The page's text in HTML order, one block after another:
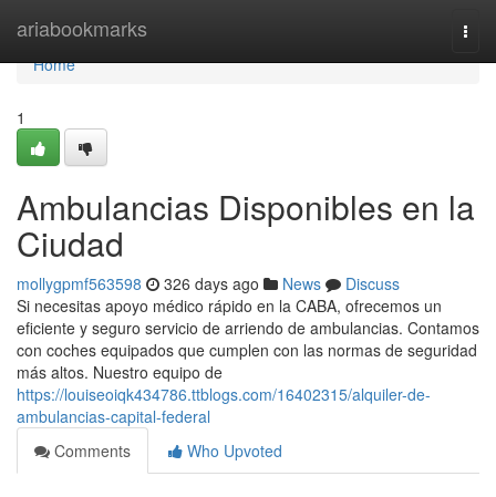
ariabookmarks
Home
Home
1
Ambulancias Disponibles en la
Ciudad
mollygpmf563598 326 days ago News
Discuss
Si necesitas apoyo médico rápido en la CABA, ofrecemos un
eficiente y seguro servicio de arriendo de ambulancias. Contamos
con coches equipados que cumplen con las normas de seguridad
más altos. Nuestro equipo de
https://louiseoiqk434786.ttblogs.com/16402315/alquiler-de-
ambulancias-capital-federal
Comments
Who Upvoted